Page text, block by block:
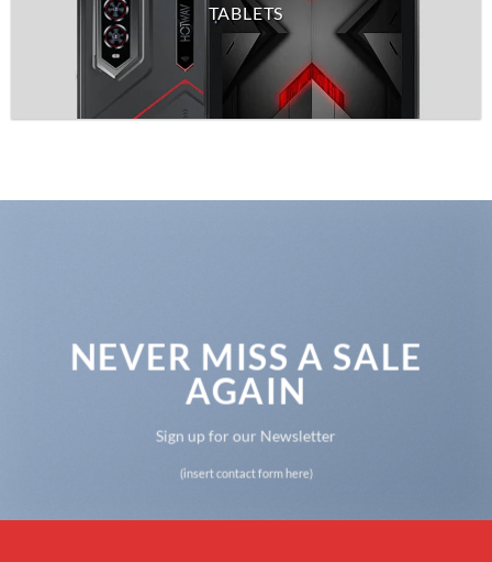
TABLETS
NEVER MISS A SALE
AGAIN
Sign up for our Newsletter
(insert contact form here)